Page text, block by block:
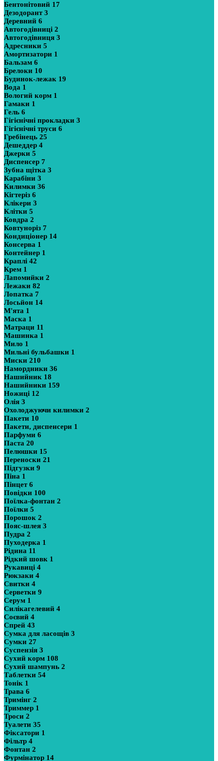
Бентонітовий 17
Дезодорант3
Деревний 6
Автогодівниці 2
Автогодівниця 3
Адресники 5
Амортизатори 1
Бальзам 6
Брелоки 10
Будинок-лежак 19
Вода 1
Вологий корм 1
Гамаки 1
Гель 6
Гігієнічні прокладки 3
Гігієнічні труси 6
Гребінець 25
Дешеддер 4
Джерки 5
Диспенсер 7
Зубна щітка 3
Карабіни 3
Килимки 36
Кігтеріз 6
Клікери 3
Клітки 5
Ковдра 2
Ковтуноріз 7
Кондиціонер 14
Консерва 1
Контейнер 1
Краплі 42
Крем 1
Лапомийки 2
Лежаки 82
Лопатка 7
Лосьйон 14
М'ята 1
Маска 1
Матраци 11
Машинка 1
Мило 1
Мильні бульбашки 1
Миски 210
Намордники 36
Нашийник 18
Нашийники 159
Ножиці 12
Олія 3
Охолоджуючи килимки 2
Пакети 10
Пакети, диспенсери 1
Парфуми 6
Паста 20
Пелюшки 15
Переноски 21
Підгузки 9
Піна 1
Пінцет6
Повідки 100
Поїлка-фонтан 2
Поїлки 5
Порошок 2
Пояс-шлея 3
Пудра 2
Пуходерка 1
Рідина 11
Рідкий шовк 1
Рукавиці 4
Рюкзаки 4
Свитки 4
Серветки 9
Серум 1
Силікагелевий 4
Соєвий 4
Спрей 43
Сумка для ласощів 3
Сумки 27
Суспензія 3
Сухий корм 108
Сухий шампунь 2
Таблетки 54
Тонік 1
Трава 6
Тримінг 2
Триммер 1
Троси 2
Туалети 35
Фіксатори 1
Фільтр 4
Фонтан 2
Фурмінатор 14